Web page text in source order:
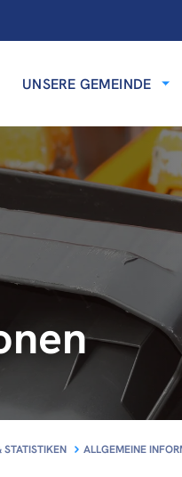
UNSERE GEMEINDE
ALLGEMEINE